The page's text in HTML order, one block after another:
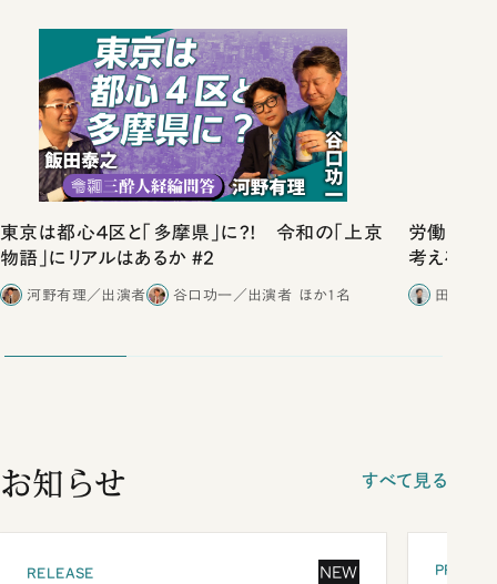
東京は都心４区と「多摩県」に?! 令和の「上京
物語」にリアルはあるか #2
河野有理／出演者 谷口功一／出演者 ほか1名
労働は希
考える
田内学
お知らせ すべて見る
RELEASE NEW